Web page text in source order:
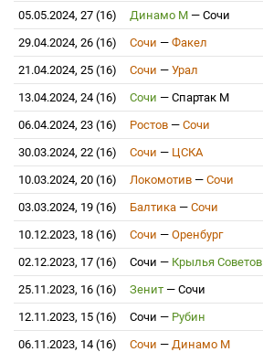
05.05.2024, 27 (16)
Динамо М — Сочи
29.04.2024, 26 (16)
Сочи — Факел
21.04.2024, 25 (16)
Сочи — Урал
13.04.2024, 24 (16)
Сочи — Спартак М
06.04.2024, 23 (16)
Ростов — Сочи
30.03.2024, 22 (16)
Сочи — ЦСКА
10.03.2024, 20 (16)
Локомотив — Сочи
03.03.2024, 19 (16)
Балтика — Сочи
10.12.2023, 18 (16)
Сочи — Оренбург
02.12.2023, 17 (16)
Сочи — Крылья Советов
25.11.2023, 16 (16)
Зенит — Сочи
12.11.2023, 15 (16)
Сочи — Рубин
06.11.2023, 14 (16)
Сочи — Динамо М